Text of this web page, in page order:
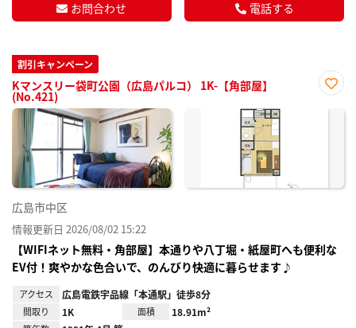
お問合わせ 電話する
割引キャンペーン
Kマンスリー袋町公園（広島パルコ） 1K-【角部屋】
(No.421)
に入
広島市中区
情報更新日 2026/08/02 15:22
【WIFIネット無料・角部屋】本通りや八丁堀・紙屋町へも便利な
EV付！爽やかな色合いで、のんびり快適に暮らせます♪
アクセス 広島電鉄宇品線「本通駅」徒歩8分
間取り 1K 面積 18.91m²